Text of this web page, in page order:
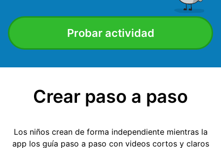
Probar actividad
Crear paso a paso
Los niños crean de forma independiente mientras la
app los guía paso a paso con videos cortos y claros